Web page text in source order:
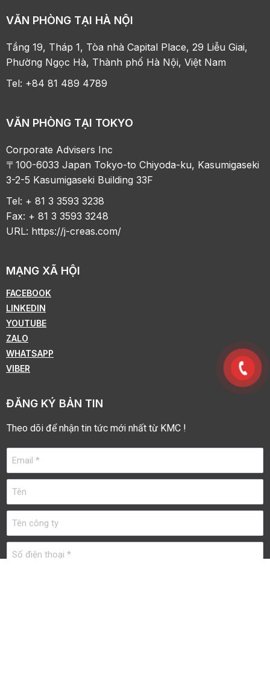
VĂN PHÒNG TẠI HÀ NỘI
Tầng 19, Tháp 1, Tòa nhà Capital Place, 29 Liễu Giai,
Phường Ngọc Hà, Thành phố Hà Nội, Việt Nam
Tel: +84 81 489 4789
VĂN PHÒNG TẠI TOKYO
Corporate Advisers Inc
〒100-6033 Japan Tokyo-to Chiyoda-ku, Kasumigaseki
3-2-5 Kasumigaseki Building 33F
Tel: + 81 3 3593 3238
Fax: + 81 3 3593 3248
URL: https://j-creas.com/
MẠNG XÃ HỘI
FACEBOOK
LINKEDIN
YOUTUBE
ZALO
WHATSAPP
VIBER
ĐĂNG KÝ BẢN TIN
Theo dõi để nhận tin tức mới nhất từ KMC !